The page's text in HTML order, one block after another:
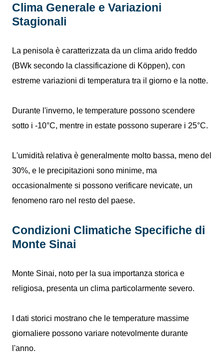
Clima Generale e Variazioni
Stagionali
La penisola è caratterizzata da un clima arido freddo
(BWk secondo la classificazione di Köppen), con
estreme variazioni di temperatura tra il giorno e la notte.
Durante l'inverno, le temperature possono scendere
sotto i -10°C, mentre in estate possono superare i 25°C.
L'umidità relativa è generalmente molto bassa, meno del
30%, e le precipitazioni sono minime, ma
occasionalmente si possono verificare nevicate, un
fenomeno raro nel resto del paese.
Condizioni Climatiche Specifiche di
Monte Sinai
Monte Sinai, noto per la sua importanza storica e
religiosa, presenta un clima particolarmente severo.
I dati storici mostrano che le temperature massime
giornaliere possono variare notevolmente durante
l'anno.